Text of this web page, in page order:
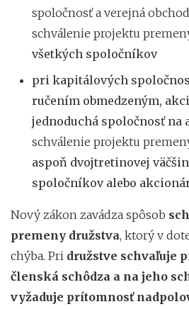
spoločnosť a verejná
schválenie projektu
všetkých spoločníkov
pri kapitálových
ručením obmedzeným,
jednoduchá spoločnosť na
schválenie projektu
aspoň dvojtretinovej
spoločníkov alebo
Nový zákon zavádza spôsob
premeny družstva, ktorý v
chýba. Pri družstve schvaľuje
členská schôdza a na jeho
vyžaduje prítomnosť